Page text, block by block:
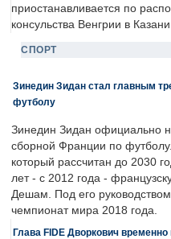
приостанавливается по
консульства Венгрии в
СПОРТ
Зинедин Зидан стал главным
футболу
Зинедин Зидан официально
сборной Франции по
который рассчитан до 2030
лет - с 2012 года -
Дешам. Под его
чемпионат мира 2018 года.
Глава FIDE Дворкович